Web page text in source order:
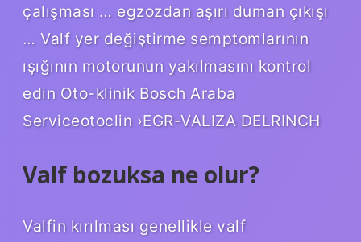
çalışması … egzozdan aşırı duman çıkışı
… Valf yer değiştirme semptomlarının
ışığının motorunun yakılmasını kontrol
edin Oto-klinik Bosch Araba
Serviceotoclin ›EGR-VALIZA DELRINCH
Valf bozuksa ne olur?
Valfin kırılması genellikle valf